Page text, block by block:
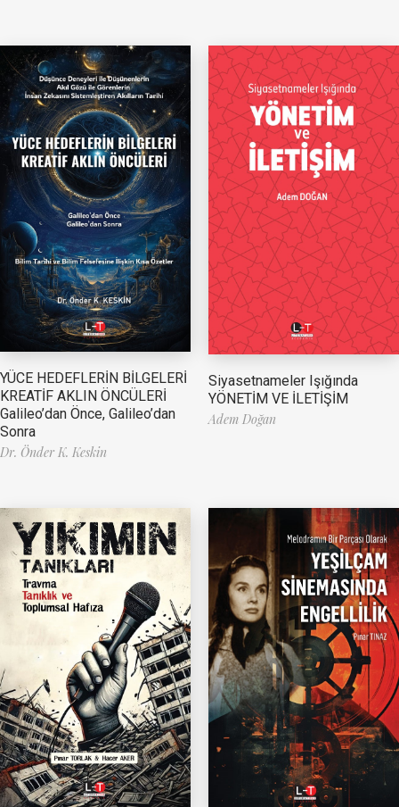
YÜCE HEDEFLERİN BİLGELERİ
KREATİF AKLIN ÖNCÜLERİ
Galileo’dan Önce, Galileo’dan
Sonra
Dr. Önder K. Keskin
Siyasetnameler Işığında
YÖNETİM VE İLETİŞİM
Adem Doğan